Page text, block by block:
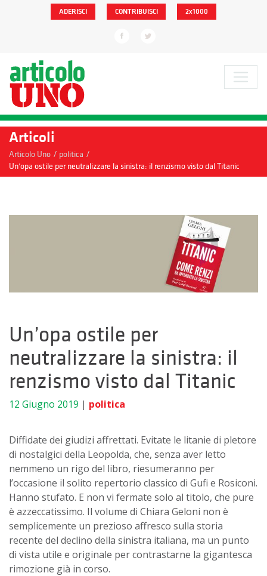
ADERISCI CONTRIBUISCI 2x1000
Articoli
Articolo Uno / politica /
Un’opa ostile per neutralizzare la sinistra: il renzismo visto dal Titanic
Un’opa ostile per
neutralizzare la sinistra: il
renzismo visto dal Titanic
12 Giugno 2019 | politica
Diffidate dei giudizi affrettati. Evitate le litanie di pletore
di nostalgici della Leopolda, che, senza aver letto
nemmeno un rigo del libro, riesumeranno per
l’occasione il solito repertorio classico di Gufi e Rosiconi.
Hanno stufato. E non vi fermate solo al titolo, che pure
è azzeccatissimo. Il volume di Chiara Geloni non è
semplicemente un prezioso affresco sulla storia
recente del declino della sinistra italiana, ma un punto
di vista utile e originale per contrastarne la gigantesca
rimozione già in corso.